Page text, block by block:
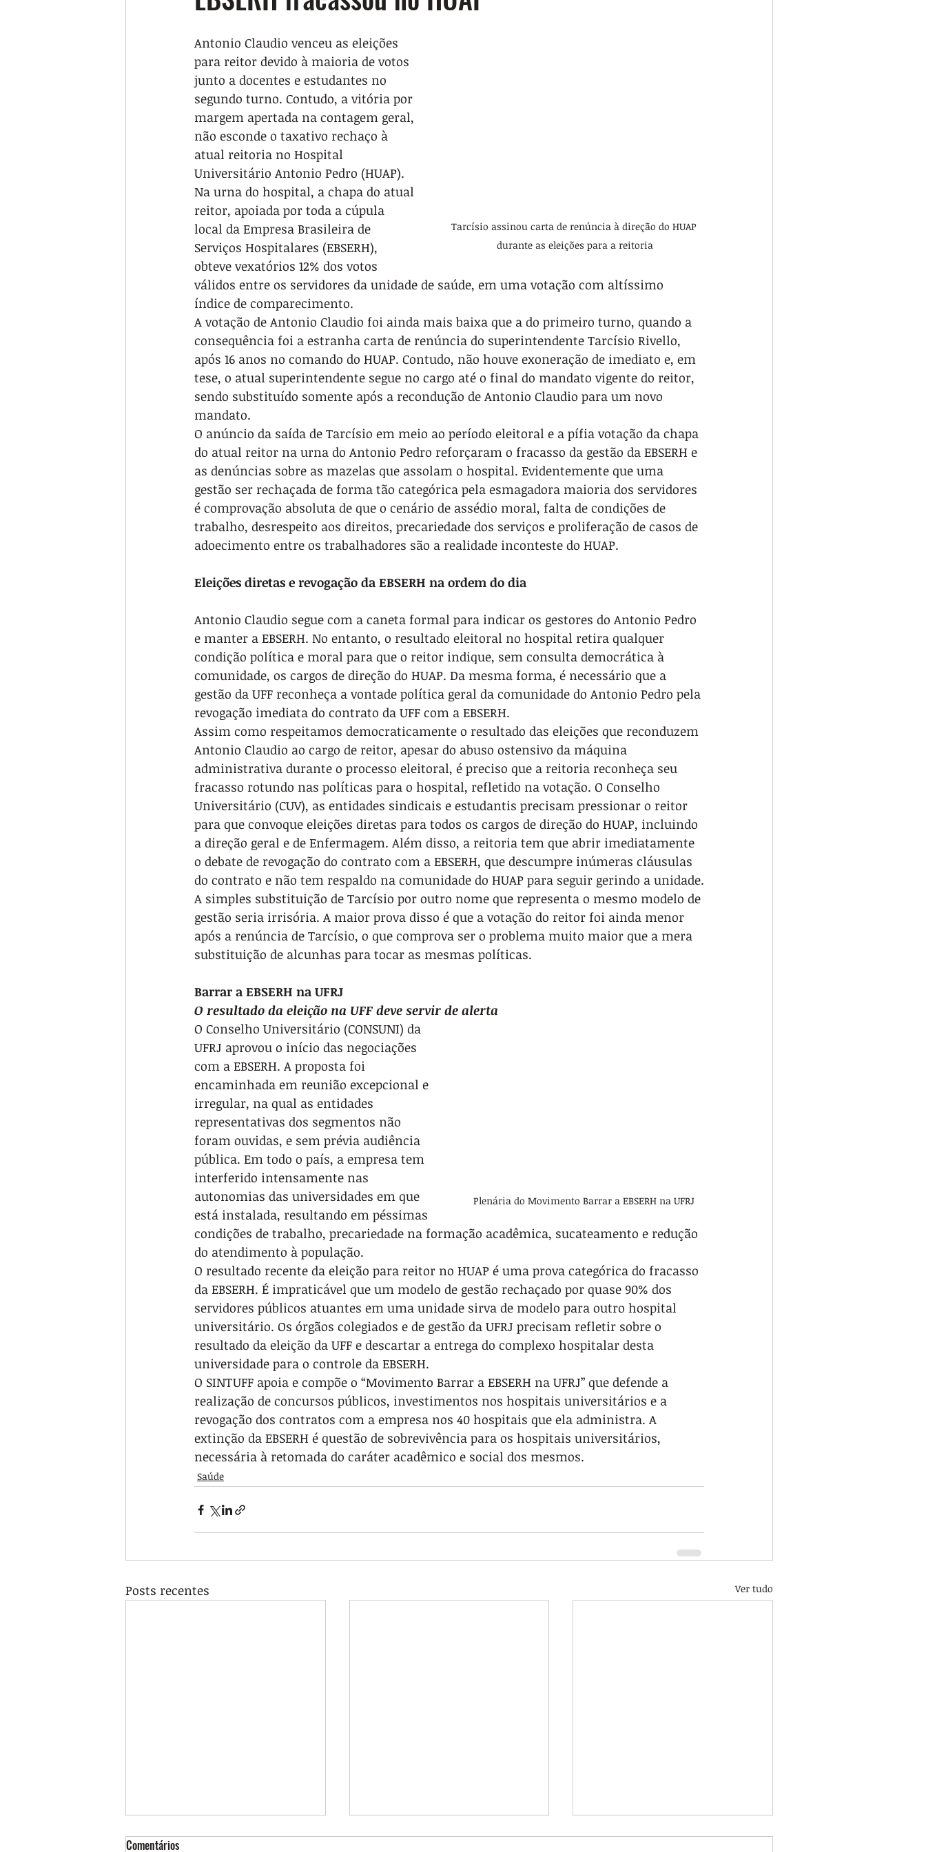
Tarcísio assinou carta de renúncia à direção do HUAP
durante as eleições para a reitoria
Antonio Claudio venceu as eleições
para reitor devido à maioria de votos
junto a docentes e estudantes no
segundo turno. Contudo, a vitória por
margem apertada na contagem geral,
não esconde o taxativo rechaço à
atual reitoria no Hospital
Universitário Antonio Pedro (HUAP).
Na urna do hospital, a chapa do atual
reitor, apoiada por toda a cúpula
local da Empresa Brasileira de
Serviços Hospitalares (EBSERH),
obteve vexatórios 12% dos votos
válidos entre os servidores da unidade de saúde, em uma votação com altíssimo
índice de comparecimento.
A votação de Antonio Claudio foi ainda mais baixa que a do primeiro turno, quando a
consequência foi a estranha carta de renúncia do superintendente Tarcísio Rivello,
após 16 anos no comando do HUAP. Contudo, não houve exoneração de imediato e, em
tese, o atual superintendente segue no cargo até o final do mandato vigente do reitor,
sendo substituído somente após a recondução de Antonio Claudio para um novo
mandato.
O anúncio da saída de Tarcísio em meio ao período eleitoral e a pífia votação da chapa
do atual reitor na urna do Antonio Pedro reforçaram o fracasso da gestão da EBSERH e
as denúncias sobre as mazelas que assolam o hospital. Evidentemente que uma
gestão ser rechaçada de forma tão categórica pela esmagadora maioria dos servidores
é comprovação absoluta de que o cenário de assédio moral, falta de condições de
trabalho, desrespeito aos direitos, precariedade dos serviços e proliferação de casos de
adoecimento entre os trabalhadores são a realidade inconteste do HUAP.
Eleições diretas e revogação da EBSERH na ordem do dia
Antonio Claudio segue com a caneta formal para indicar os gestores do Antonio Pedro
e manter a EBSERH. No entanto, o resultado eleitoral no hospital retira qualquer
condição política e moral para que o reitor indique, sem consulta democrática à
comunidade, os cargos de direção do HUAP. Da mesma forma, é necessário que a
gestão da UFF reconheça a vontade política geral da comunidade do Antonio Pedro pela
revogação imediata do contrato da UFF com a EBSERH.
Assim como respeitamos democraticamente o resultado das eleições que reconduzem
Antonio Claudio ao cargo de reitor, apesar do abuso ostensivo da máquina
administrativa durante o processo eleitoral, é preciso que a reitoria reconheça seu
fracasso rotundo nas políticas para o hospital, refletido na votação. O Conselho
Universitário (CUV), as entidades sindicais e estudantis precisam pressionar o reitor
para que convoque eleições diretas para todos os cargos de direção do HUAP, incluindo
a direção geral e de Enfermagem. Além disso, a reitoria tem que abrir imediatamente
o debate de revogação do contrato com a EBSERH, que descumpre inúmeras cláusulas
do contrato e não tem respaldo na comunidade do HUAP para seguir gerindo a unidade.
A simples substituição de Tarcísio por outro nome que representa o mesmo modelo de
gestão seria irrisória. A maior prova disso é que a votação do reitor foi ainda menor
após a renúncia de Tarcísio, o que comprova ser o problema muito maior que a mera
substituição de alcunhas para tocar as mesmas políticas.
Barrar a EBSERH na UFRJ
O resultado da eleição na UFF deve servir de alerta
Plenária do Movimento Barrar a EBSERH na UFRJ
O Conselho Universitário (CONSUNI) da
UFRJ aprovou o início das negociações
com a EBSERH. A proposta foi
encaminhada em reunião excepcional e
irregular, na qual as entidades
representativas dos segmentos não
foram ouvidas, e sem prévia audiência
pública. Em todo o país, a empresa tem
interferido intensamente nas
autonomias das universidades em que
está instalada, resultando em péssimas
condições de trabalho, precariedade na formação acadêmica, sucateamento e redução
do atendimento à população.
O resultado recente da eleição para reitor no HUAP é uma prova categórica do fracasso
da EBSERH. É impraticável que um modelo de gestão rechaçado por quase 90% dos
servidores públicos atuantes em uma unidade sirva de modelo para outro hospital
universitário. Os órgãos colegiados e de gestão da UFRJ precisam refletir sobre o
resultado da eleição da UFF e descartar a entrega do complexo hospitalar desta
universidade para o controle da EBSERH.
O SINTUFF apoia e compõe o “Movimento Barrar a EBSERH na UFRJ” que defende a
realização de concursos públicos, investimentos nos hospitais universitários e a
revogação dos contratos com a empresa nos 40 hospitais que ela administra. A
extinção da EBSERH é questão de sobrevivência para os hospitais universitários,
necessária à retomada do caráter acadêmico e social dos mesmos.
Saúde
Posts recentes Ver tudo
Comentários